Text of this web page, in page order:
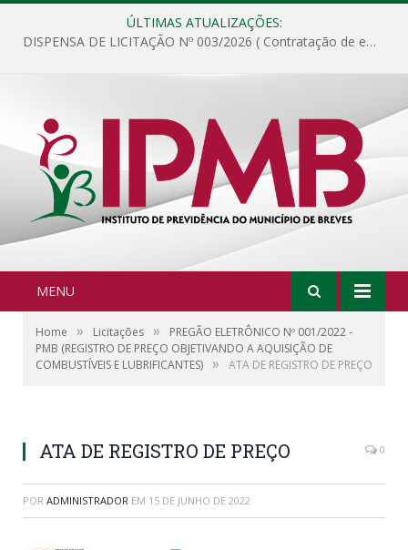
ÚLTIMAS ATUALIZAÇÕES:
DISPENSA DE LICITAÇÃO Nº 003/2026 ( Contratação de empresa para fornecimento de gêneros alimentícios não perecíveis, materiais de expediente, descartáveis, copa e cozinha, para análise e posterior publicação.)
MENU
Home » Licitações »
PREGÃO ELETRÔNICO Nº 001/2022 -
PMB (REGISTRO DE PREÇO OBJETIVANDO A AQUISIÇÃO DE
COMBUSTÍVEIS E LUBRIFICANTES) » ATA DE REGISTRO DE PREÇO
ATA DE REGISTRO DE PREÇO 0
POR ADMINISTRADOR EM 15 DE JUNHO DE 2022